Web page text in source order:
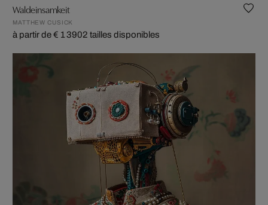
Waldeinsamkeit
MATTHEW CUSICK
à partir de € 1 3902 tailles disponibles